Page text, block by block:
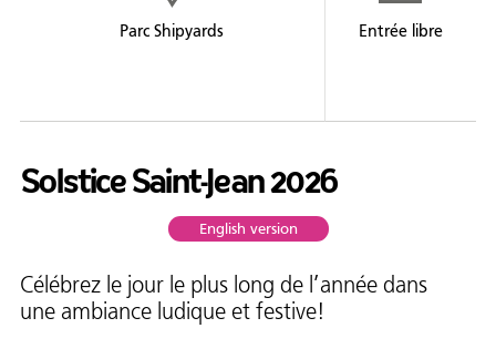
Entrepreneuriat
Jeunesse
Soutien à domicile
Location d'équipement
Parc Shipyards Entrée libre
Solstice Saint-Jean 2026
English version
Célébrez le jour le plus long de l’année dans
une ambiance ludique et festive!